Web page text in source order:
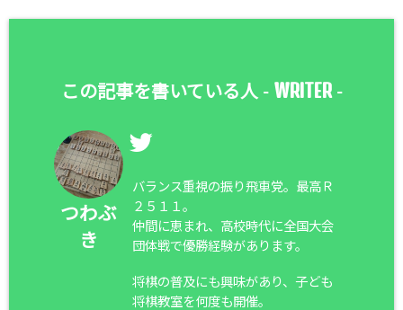
この記事を書いている人 - WRITER-
つわぶ
き
バランス重視の振り飛車党。最高Ｒ
２５１１。
仲間に恵まれ、高校時代に全国大会
団体戦で優勝経験があります。
将棋の普及にも興味があり、子ども
将棋教室を何度も開催。